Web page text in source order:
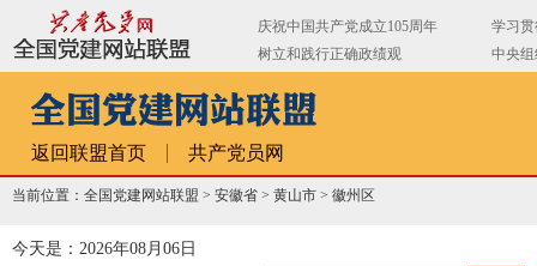
返回联盟首页 共产党员网
当前位置：全国党建网站联盟 > 安徽省 > 黄山市 > 徽州区
今天是：2026年08月06日